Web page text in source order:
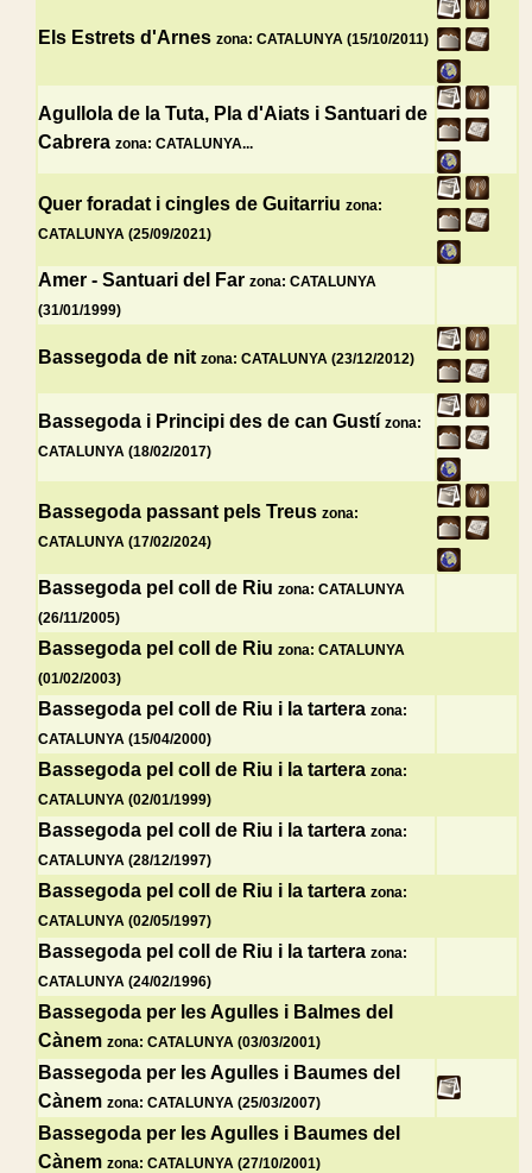
Els Estrets d'Arnes zona: CATALUNYA (15/10/2011)
Agullola de la Tuta, Pla d'Aiats i Santuari de
Cabrera zona: CATALUNYA...
Quer foradat i cingles de Guitarriu zona:
CATALUNYA (25/09/2021)
Amer - Santuari del Far zona: CATALUNYA
(31/01/1999)
Bassegoda de nit zona: CATALUNYA (23/12/2012)
Bassegoda i Principi des de can Gustí zona:
CATALUNYA (18/02/2017)
Bassegoda passant pels Treus zona:
CATALUNYA (17/02/2024)
Bassegoda pel coll de Riu zona: CATALUNYA
(26/11/2005)
Bassegoda pel coll de Riu zona: CATALUNYA
(01/02/2003)
Bassegoda pel coll de Riu i la tartera zona:
CATALUNYA (15/04/2000)
Bassegoda pel coll de Riu i la tartera zona:
CATALUNYA (02/01/1999)
Bassegoda pel coll de Riu i la tartera zona:
CATALUNYA (28/12/1997)
Bassegoda pel coll de Riu i la tartera zona:
CATALUNYA (02/05/1997)
Bassegoda pel coll de Riu i la tartera zona:
CATALUNYA (24/02/1996)
Bassegoda per les Agulles i Balmes del
Cànem zona: CATALUNYA (03/03/2001)
Bassegoda per les Agulles i Baumes del
Cànem zona: CATALUNYA (25/03/2007)
Bassegoda per les Agulles i Baumes del
Cànem zona: CATALUNYA (27/10/2001)